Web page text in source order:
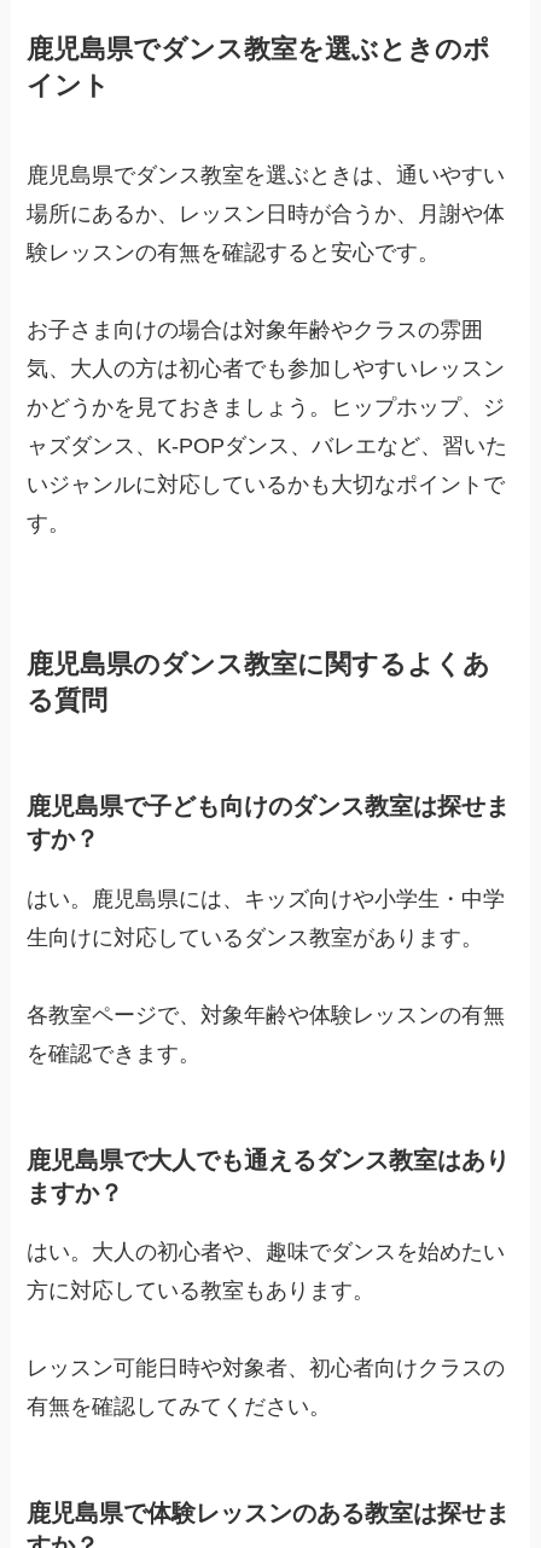
鹿児島県でダンス教室を選ぶときのポ
イント
鹿児島県でダンス教室を選ぶときは、通いやすい
場所にあるか、レッスン日時が合うか、月謝や体
験レッスンの有無を確認すると安心です。
お子さま向けの場合は対象年齢やクラスの雰囲
気、大人の方は初心者でも参加しやすいレッスン
かどうかを見ておきましょう。ヒップホップ、ジ
ャズダンス、K-POPダンス、バレエなど、習いた
いジャンルに対応しているかも大切なポイントで
す。
鹿児島県のダンス教室に関するよくあ
る質問
鹿児島県で子ども向けのダンス教室は探せま
すか？
はい。鹿児島県には、キッズ向けや小学生・中学
生向けに対応しているダンス教室があります。
各教室ページで、対象年齢や体験レッスンの有無
を確認できます。
鹿児島県で大人でも通えるダンス教室はあり
ますか？
はい。大人の初心者や、趣味でダンスを始めたい
方に対応している教室もあります。
レッスン可能日時や対象者、初心者向けクラスの
有無を確認してみてください。
鹿児島県で体験レッスンのある教室は探せま